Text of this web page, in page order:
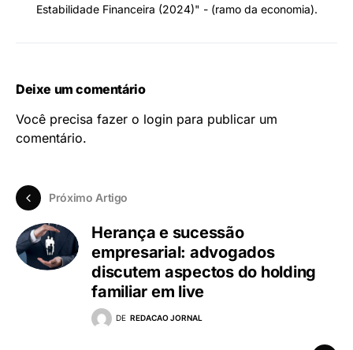
Estabilidade Financeira (2024)" - (ramo da economia).
Deixe um comentário
Você precisa fazer o login para publicar um
comentário.
Próximo Artigo
Herança e sucessão
empresarial: advogados
discutem aspectos do holding
familiar em live
DE REDACAO JORNAL